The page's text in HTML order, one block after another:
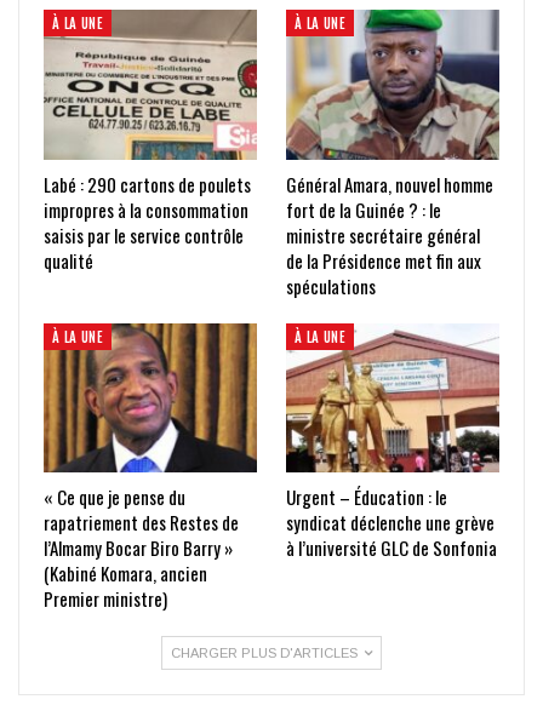
À LA UNE
Labé : 290 cartons de poulets
impropres à la consommation
saisis par le service contrôle
qualité
À LA UNE
Général Amara, nouvel homme
fort de la Guinée ? : le
ministre secrétaire général
de la Présidence met fin aux
spéculations
À LA UNE
« Ce que je pense du
rapatriement des Restes de
l’Almamy Bocar Biro Barry »
(Kabiné Komara, ancien
Premier ministre)
À LA UNE
Urgent – Éducation : le
syndicat déclenche une grève
à l’université GLC de Sonfonia
CHARGER PLUS D'ARTICLES